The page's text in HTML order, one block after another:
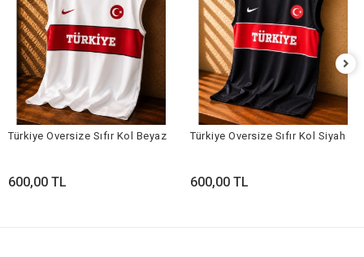
Türkiye Oversize Sıfır Kol Beyaz
600,00 TL
Türkiye Oversize Sıfır Kol Siyah
600,00 TL